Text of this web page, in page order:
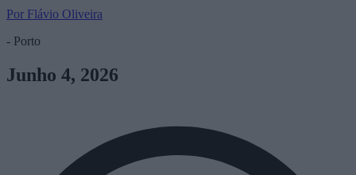
Por Flávio Oliveira
- Porto
Junho 4, 2026